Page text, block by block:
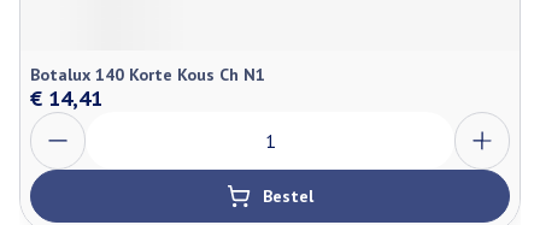
Botalux 140 Korte Kous Ch N1
€ 14,41
Aantal
Bestel